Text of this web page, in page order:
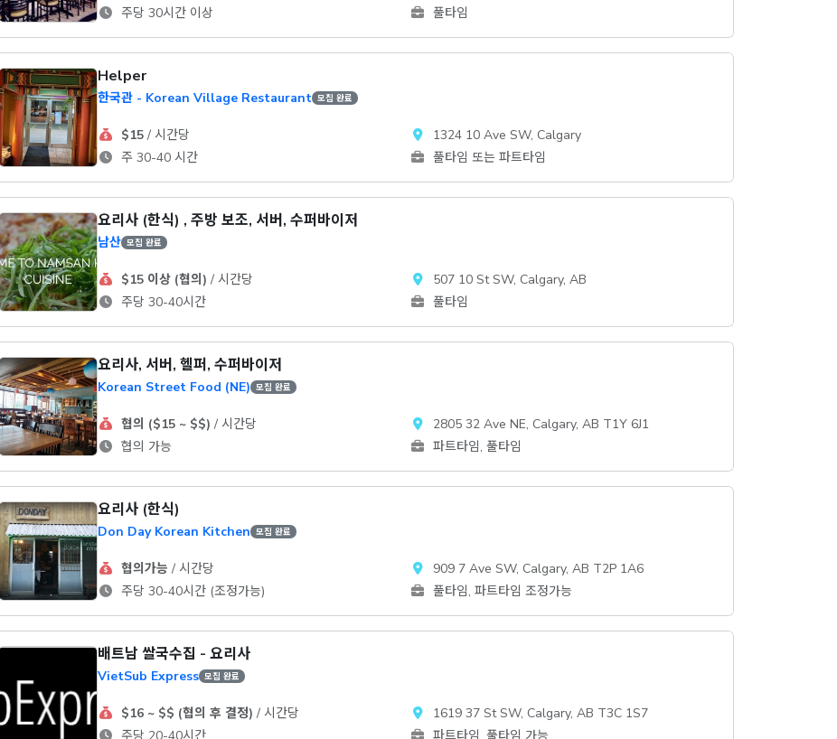
주당 30시간 이상
풀타임
Helper
한국관 - Korean Village Restaurant 모집 완료
$15/ 시간당
1324 10 Ave SW, Calgary
주 30-40 시간
풀타임 또는 파트타임
요리사 (한식) , 주방 보조, 서버, 수퍼바이저
남산 모집 완료
$15 이상 (협의) / 시간당
507 10 St SW, Calgary, AB
주당 30-40시간
풀타임
요리사, 서버, 헬퍼, 수퍼바이저
Korean Street Food (NE) 모집 완료
협의 ($15 ~ $$) / 시간당
2805 32 Ave NE, Calgary, AB T1Y 6J1
협의 가능
파트타임, 풀타임
요리사 (한식)
Don Day Korean Kitchen 모집 완료
협의가능 / 시간당
909 7 Ave SW, Calgary, AB T2P 1A6
주당 30-40시간 (조정가능)
풀타임, 파트타임 조정가능
배트남 쌀국수집 - 요리사
VietSub Express 모집 완료
$16 ~ $$ (협의 후 결정) / 시간당
1619 37 St SW, Calgary, AB T3C 1S7